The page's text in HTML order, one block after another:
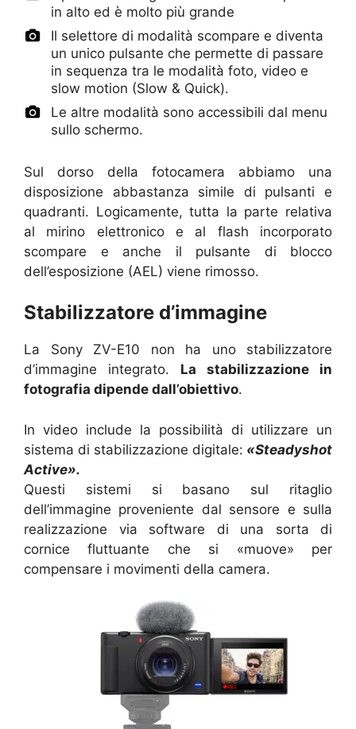
in alto ed è molto più grande
Il selettore di modalità scompare e diventa
un unico pulsante che permette di passare
in sequenza tra le modalità foto, video e
slow motion (Slow & Quick).
Le altre modalità sono accessibili dal menu
sullo schermo.
Sul dorso della fotocamera abbiamo una
disposizione abbastanza simile di pulsanti e
quadranti. Logicamente, tutta la parte relativa
al mirino elettronico e al flash incorporato
scompare e anche il pulsante di blocco
dell’esposizione (AEL) viene rimosso.
Stabilizzatore d’immagine
La Sony ZV-E10 non ha uno stabilizzatore
d’immagine integrato. La stabilizzazione in
fotografia dipende dall’obiettivo.
In video include la possibilità di utilizzare un
sistema di stabilizzazione digitale: «Steadyshot
Active».
Questi sistemi si basano sul ritaglio
dell’immagine proveniente dal sensore e sulla
realizzazione via software di una sorta di
cornice fluttuante che si «muove» per
compensare i movimenti della camera.